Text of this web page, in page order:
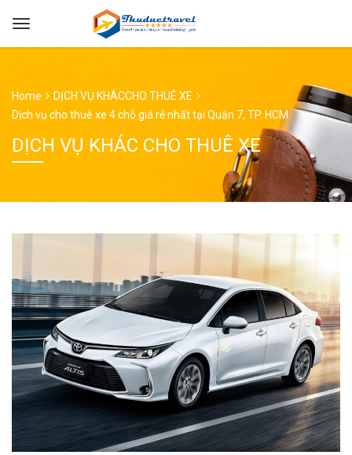
Home DỊCH VỤ KHÁCCHO THUÊ XE
Dịch vụ cho thuê xe 4 chỗ giá rẻ nhất tại Quận 7, TP. HCM
DỊCH VỤ KHÁC CHO THUÊ XE